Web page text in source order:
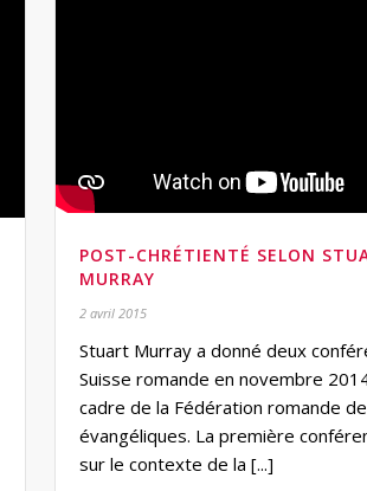
POST-CHRÉTIENTÉ SELON
MURRAY
2 avril 2015
Stuart Murray a donné deux
Suisse romande en novembre
cadre de la Fédération romande
évangéliques. La première
sur le contexte de la [...]